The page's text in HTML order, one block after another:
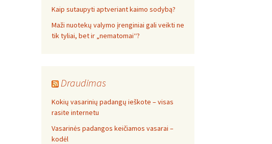
Kaip sutaupyti aptveriant kaimo sodybą?
Maži nuotekų valymo įrenginiai gali veikti ne
tik tyliai, bet ir „nematomai‘‘?
Draudimas
Kokių vasarinių padangų ieškote – visas
rasite internetu
Vasarinės padangos keičiamos vasarai –
kodėl